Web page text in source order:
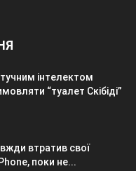
інтелектом
“туалет Скібіді”
втратив свої
поки не...